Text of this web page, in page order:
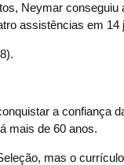
Neymar
assistências em 14
a confiança
mais de 60 anos.
mas o